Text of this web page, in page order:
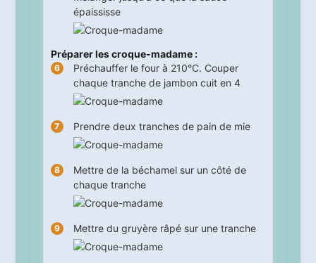
épaississe
Préparer les croque-madame :
Préchauffer le four à 210°C. Couper
chaque tranche de jambon cuit en 4
Prendre deux tranches de pain de mie
Mettre de la béchamel sur un côté de
chaque tranche
Mettre du gruyère râpé sur une tranche